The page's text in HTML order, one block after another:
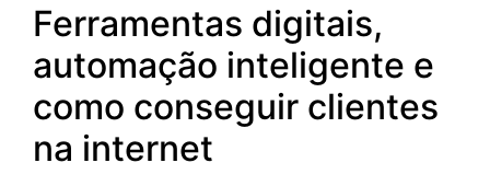
Ferramentas digitais,
automação inteligente e
como conseguir clientes
na internet